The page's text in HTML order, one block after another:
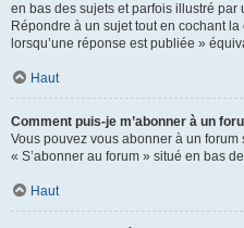
en bas des sujets et parfois illustré par
Répondre à un sujet tout en cochant
lorsqu’une réponse est publiée »
Haut
Comment puis-je m’abonner à un
Vous pouvez vous abonner à un
« S’abonner au forum » situé en bas
Haut